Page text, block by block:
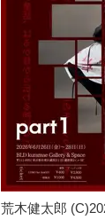
荒木健太郎